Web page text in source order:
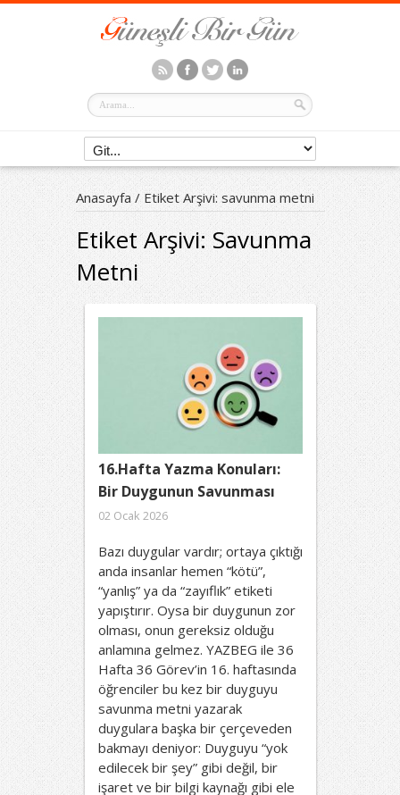
Anasayfa / Etiket Arşivi: savunma metni
Etiket Arşivi:Savunma
Metni
16.Hafta Yazma Konuları:
Bir Duygunun Savunması
02 Ocak 2026
Bazı duygular vardır; ortaya çıktığı
anda insanlar hemen “kötü”,
“yanlış” ya da “zayıflık” etiketi
yapıştırır. Oysa bir duygunun zor
olması, onun gereksiz olduğu
anlamına gelmez. YAZBEG ile 36
Hafta 36 Görev’in 16. haftasında
öğrenciler bu kez bir duyguyu
savunma metni yazarak
duygulara başka bir çerçeveden
bakmayı deniyor: Duyguyu “yok
edilecek bir şey” gibi değil, bir
işaret ve bir bilgi kaynağı gibi ele